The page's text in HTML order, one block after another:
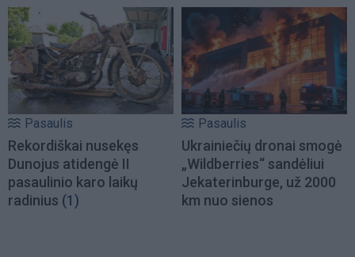
Pasaulis
Rekordiškai nusekęs
Dunojus atidengė II
pasaulinio karo laikų
radinius (1)
Pasaulis
Ukrainiečių dronai smogė
„Wildberries“ sandėliui
Jekaterinburge, už 2000
km nuo sienos